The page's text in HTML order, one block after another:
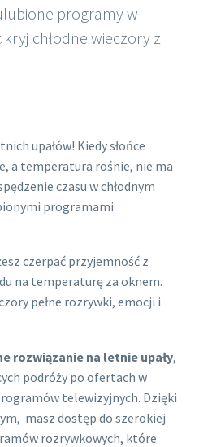
programy w
chłodne wieczory z
upałów! Kiedy słońce
a temperatura rośnie, nie ma
czasu w chłodnym
programami
czerpać przyjemność z
na temperaturę za oknem.
pełne rozrywki, emocji i
rozwiązanie na letnie upały,
podróży po ofertach w
telewizyjnych. Dzięki
masz dostęp do szerokiej
rozrywkowych, które